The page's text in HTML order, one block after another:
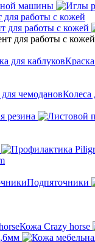
машины
работы с кожей
для работы с кожей
Колеса
резина
Подпяточники
Кожа Crazy horse